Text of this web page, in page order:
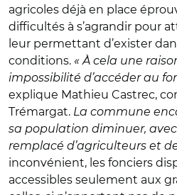
agricoles déjà en place
difficultés à s’agrandir pour
leur permettant d’exister
conditions. « À cela une
impossibilité d’accéder au
explique Mathieu Castrec,
Trémargat. La commune
sa population diminuer,
remplacé d’agriculteurs et
inconvénient, les fonciers
accessibles seulement aux